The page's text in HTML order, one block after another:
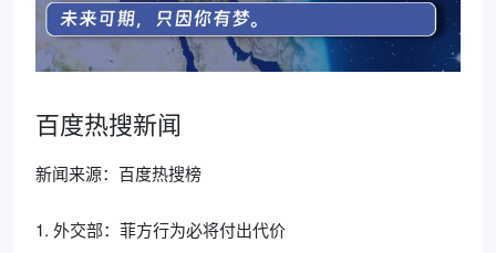
百度热搜新闻
新闻来源：百度热搜榜
1. 外交部：菲方行为必将付出代价